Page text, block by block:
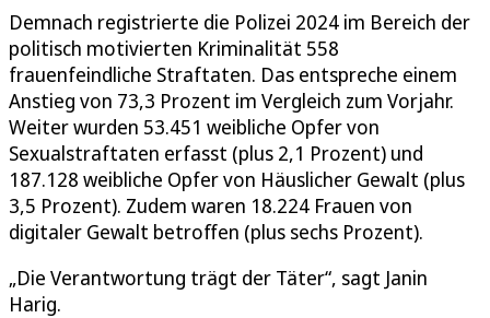
Demnach registrierte die Polizei 2024 im Bereich der
politisch motivierten Kriminalität 558
frauenfeindliche Straftaten. Das entspreche einem
Anstieg von 73,3 Prozent im Vergleich zum Vorjahr.
Weiter wurden 53.451 weibliche Opfer von
Sexualstraftaten erfasst (plus 2,1 Prozent) und
187.128 weibliche Opfer von Häuslicher Gewalt (plus
3,5 Prozent). Zudem waren 18.224 Frauen von
digitaler Gewalt betroffen (plus sechs Prozent).
„Die Verantwortung trägt der Täter“, sagt Janin
Harig.